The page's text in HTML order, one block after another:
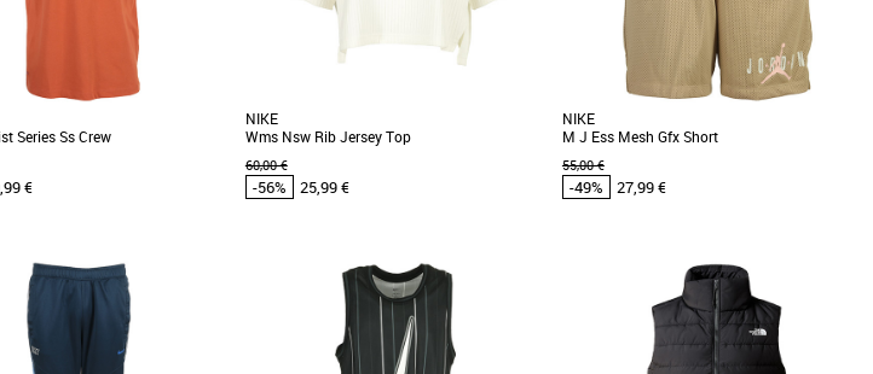
Series Ss Crew
€
pas cher et Promos Vêtements
(Frohawk Two Feathers) apporte
illustrative unique à ce t-shirt ultra-
NIKE
Wms Nsw Rib Jersey Top
60,00 €
-56% 25,99 €
Vêtements pas cher et Promos Vêtements
Opte pour un look décontracté avec ce haut en
maille. Le tissu côtelé est plus léger que le tissu
NIKE
M J Ess Mesh Gfx Short
55,00 €
-49% 27,99 €
Vêtements pas cher et Promos Vêtements
Un look au top, décontracté et classique.
Attends. Est-ce qu'on parle de toi ou de ce
short ? Les [...]